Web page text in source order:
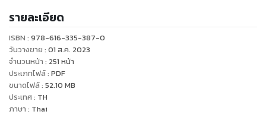
รายละเอียด
ISBN : 978-616-335-387-0
วันวางขาย : 01 ส.ค. 2023
จำนวนหน้า : 251 หน้า
ประเภทไฟล์: PDF
ขนาดไฟล์: 52.10 MB
ประเทศ: TH
ภาษา : Thai